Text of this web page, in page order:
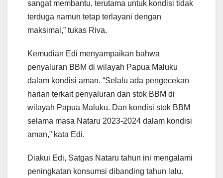
sangat membantu, terutama untuk kondisi tidak
terduga namun tetap terlayani dengan
maksimal,” tukas Riva.
Kemudian Edi menyampaikan bahwa
penyaluran BBM di wilayah Papua Maluku
dalam kondisi aman. “Selalu ada pengecekan
harian terkait penyaluran dan stok BBM di
wilayah Papua Maluku. Dan kondisi stok BBM
selama masa Nataru 2023-2024 dalam kondisi
aman,” kata Edi.
Diakui Edi, Satgas Nataru tahun ini mengalami
peningkatan konsumsi dibanding tahun lalu.